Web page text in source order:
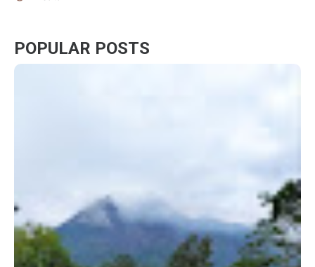
POPULAR POSTS